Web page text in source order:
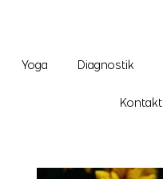
Yoga Diagnostik
Kontakt